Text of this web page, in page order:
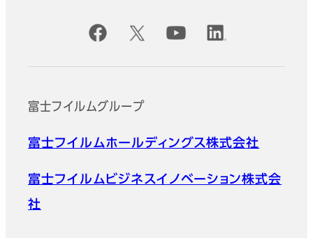
公式SNSアカウント
富士フイルムグループ
富士フイルムホールディングス株式会社
富士フイルムビジネスイノベーション株式会
社